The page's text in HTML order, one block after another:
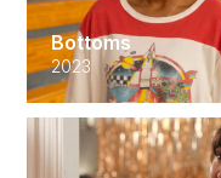
Bottoms
2023